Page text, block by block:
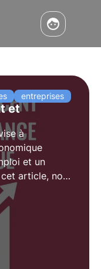
entreprises
et
à
et un
article, nous
de
initiatives
décent.